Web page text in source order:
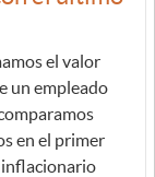
el valor
un empleado
en el primer
inflacionario